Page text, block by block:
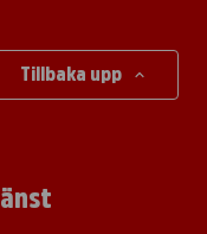
Tillbaka upp